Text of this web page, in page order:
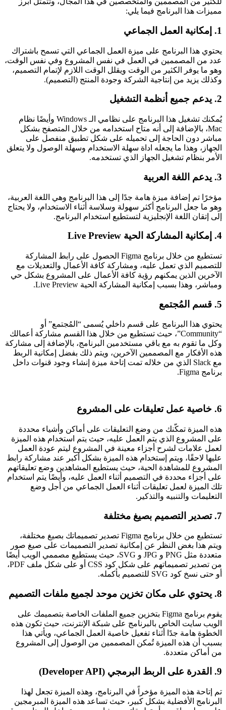
مميزات هذا البرنامج فيما يلي:
1. إمكانية العمل الجماعي
يحتوي هذا البرنامج على ميزة العمل الجماعي التي تسمح باشتراك
عدد من المصممين في العمل في نفس المشروع وفي نفس الوقت،
وهو ما يوفر الكثير من الوقت ويقلل الوقت اللازم لإتمام التصميم،
وكذلك يزيد من إنتاجية الشركة وجودة المنتج (التصميم).
2. يدعم جميع أنظمة التشغيل
يُمكنك تشغيل هذا البرنامج على نظامي الـ Windows وأيضًا نظام
Mac، بالإضافة إلى أنه متاح استخدامه من خلال المتصفح بشكل
مباشر دون الحاجة إلى تحميله على شكل تطبيق منفصل على
الجهاز، وهذا ما يجعله اداة سهلة الاستخدام وسهلة الوصول ولا يتعلق
الأمر بنظام تشغيل الجهاز الذي تستخدمه.
3. يدعم اللغة العربية
مؤخرًا تم إضافة ميزة هامة جدًا إلى هذا البرنامج وهي اللغة العربية،
وهو ما جعل البرنامج أكثر سهولة وسلاسة أثناء الاستخدام، ولا يحتاج
إلى إتقان اللغة الإنجليزية لتستطيع استخدام البرنامج.
4. إمكانية المشاركة الحية Live Preview
تستطيع من خلال برنامج Figma الحصول على رابط المشاركة
للتصميم الذي تعمل عليه، ومشاركة كافة الأعمال والتعديلات مع
الآخرين الذين يمكنهم رؤية كافة الأعمال على المشروع بشكل حي
ومباشر، وهذا بسبب إمكانية المشاركة الحية Live Preview.
5. قسم المُجتمع
يحتوي هذا البرنامج على قسم داخلي يُسمى “المُجتمع” أو
“Community”، حيث تستطيع من خلال هذا القسم مشاركة أعمالك
وكل ما تقوم به مع باقي مستخدمين البرنامج، بالإضافة إلى مشاركة
هذه الأفكار مع المصممين الآخرين، ويتم ذلك بفضل إمكانية الربط
مع Slack الذي من خلاله تمت إتاحة ميزة إنشاء وجود قنوات داخل
برنامج Figma.
6. خاصية عمل تعليقات على المشروع
هذه الميزة تمكّنك من وضع التعليقات على أماكن وأشياء محددة
على المشروع الذي يتم العمل عليه، حيث يتم استخدام هذه الميزة
لعمل علامات لشرح أجزاء معينة في المشروع ليتم عودة العمل
عليها لاحقًا، ويتم إستخدام هذه الميزة بشكل أكبر عند مشاركة رابط
المشروع للمشاهدة الحية، حيث يستطيع المشاهدين وضع تعليقاتهم
على أجزاء محددة في التصميم أثناء العمل عليه، وأيضًا يتم استخدام
تلك الميزة لعمل تعليقات أثناء العمل الجماعي من أجل وضع
التعليمات والتنبيه والتذكير.
7. تصدير التصميم بصيغ مختلفة
تستطيع من خلال برنامج Figma تصدير تصميماتك بصيغ مختلفة،
ويتم هذا بغض النظر عن إمكانية تصدير التصميمات على صيغ صور
متعددة مثل PNG و JPG و SVG، حيث يستطيع مصممي الويب أيضًا
من تصدير تصميماتهم على شكل كود CSS أو على شكل ملف PDF،
أو حتى نسخ كود SVG للتصميم بأكمله.
8. يحتوي على مكان تخزين موحد لجميع ملفات التصميم
يقوم برنامج Figma بتخزين جميع الملفات الخاصة بتصميمك على
الويب سايت الخاص بالبرنامج على شبكة الإنترنت، حيث تكون هذه
الخطوة هامة جدًا أثناء تفعيل خاصية العمل الجماعي، ويأتي هذا
بسبب أن هذه الميزة تُمكن المصممين من الوصول إلى المشروع
من أماكن متعددة.
9. القدرة على الربط البرمجي (Developer API)
تم إتاحة هذه الميزة مؤخراً في البرنامج، وهذه الميزة تجعل لهذا
البرنامج الأفضلية بشكل كبير، حيث تساعد هذه الميزة المبرمجين